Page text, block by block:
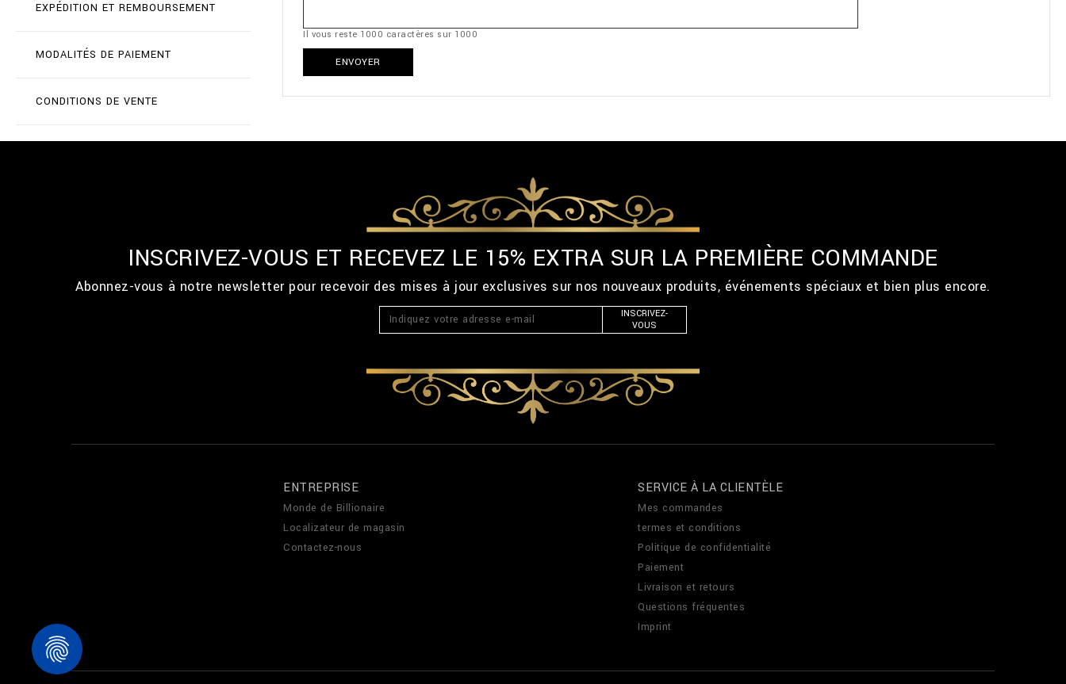
EXPÉDITION ET REMBOURSEMENT
MODALITÉS DE PAIEMENT
CONDITIONS DE VENTE
Il vous reste 1000 caractères sur 1000
ENVOYER
INSCRIVEZ-VOUS ET RECEVEZ LE 15% EXTRA SUR LA PREMIÈRE COMMANDE
Abonnez-vous à notre newsletter pour recevoir des mises à jour exclusives sur nos nouveaux produits, événements spéciaux et bien plus encore.
INSCRIVEZ-
VOUS
ENTREPRISE
Monde de Billionaire
Localizateur de magasin
Contactez-nous
SERVICE À LA CLIENTÈLE
Mes commandes
termes et conditions
Politique de confidentialité
Paiement
Livraison et retours
Questions fréquentes
Imprint